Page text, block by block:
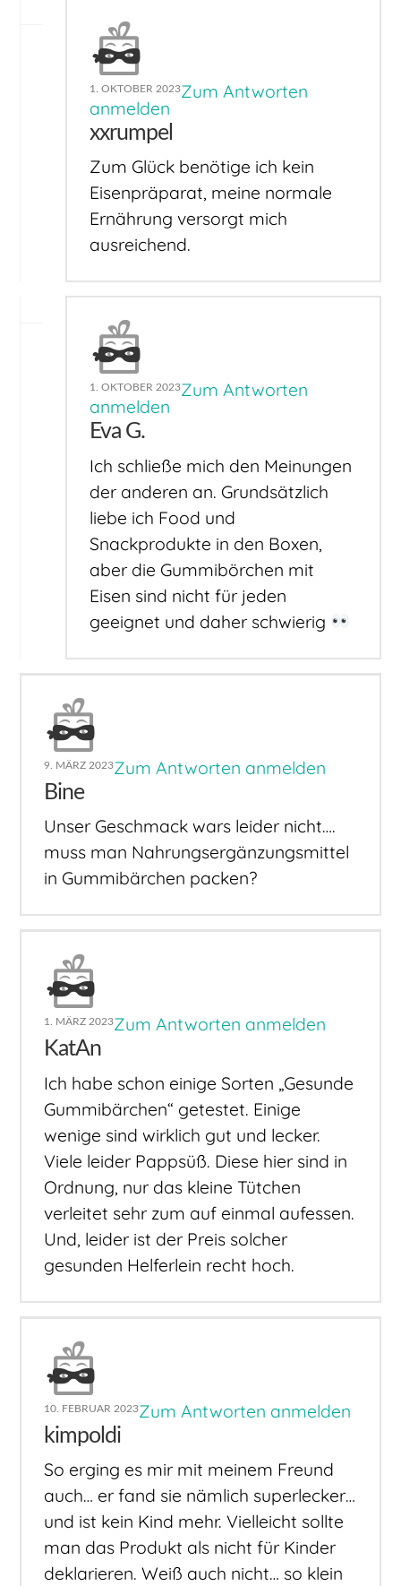
1. OKTOBER 2023Zum Antworten
anmelden
xxrumpel
Zum Glück benötige ich kein
Eisenpräparat, meine normale
Ernährung versorgt mich
ausreichend.
1. OKTOBER 2023Zum Antworten
anmelden
Eva G.
Ich schließe mich den Meinungen
der anderen an. Grundsätzlich
liebe ich Food und
Snackprodukte in den Boxen,
aber die Gummibörchen mit
Eisen sind nicht für jeden
geeignet und daher schwierig
9. MÄRZ 2023Zum Antworten anmelden
Bine
Unser Geschmack wars leider nicht….
muss man Nahrungsergänzungsmittel
in Gummibärchen packen?
1. MÄRZ 2023Zum Antworten anmelden
KatAn
Ich habe schon einige Sorten „Gesunde
Gummibärchen“ getestet. Einige
wenige sind wirklich gut und lecker.
Viele leider Pappsüß. Diese hier sind in
Ordnung, nur das kleine Tütchen
verleitet sehr zum auf einmal aufessen.
Und, leider ist der Preis solcher
gesunden Helferlein recht hoch.
10. FEBRUAR 2023Zum Antworten anmelden
kimpoldi
So erging es mir mit meinem Freund
auch… er fand sie nämlich superlecker…
und ist kein Kind mehr. Vielleicht sollte
man das Produkt als nicht für Kinder
deklarieren. Weiß auch nicht… so klein